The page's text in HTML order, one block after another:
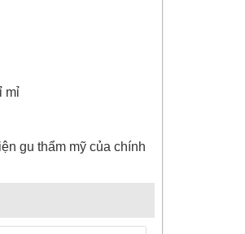
mỉ
gu thẩm mỹ của chính